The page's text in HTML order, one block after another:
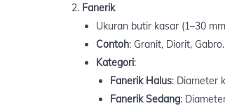
Fanerik
Ukuran butir kasar (1–30
Contoh: Granit, Diorit, Gabro.
Kategori:
Fanerik Halus: Diameter
Fanerik Sedang: